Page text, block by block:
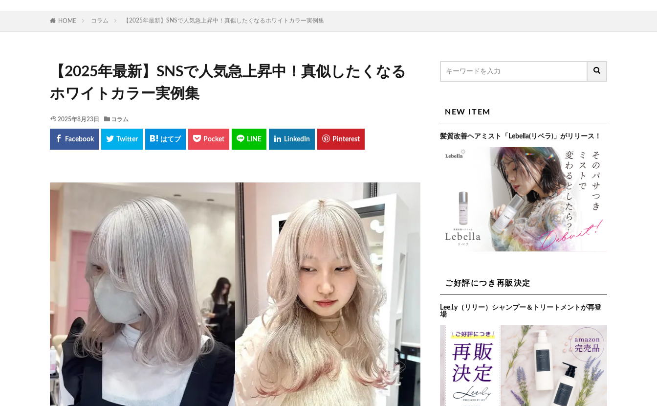
HOME コラム 【2025年最新】SNSで人気急上昇中！真似したくなるホワイトカラー実例集
【2025年最新】SNSで人気急上昇中！真似したくなる
ホワイトカラー実例集
2025年8月23日 コラム
NEW ITEM
髪質改善ヘアミスト「Lebella(リベラ)」がリリース！
ご好評につき再販決定
Lee.l.y（リリー）シャンプー＆トリートメントが再登
場